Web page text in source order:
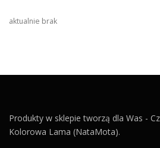
aktualnie brak
Produkty w sklepie tworzą dla Was -
Kolorowa Lama (NataMota).